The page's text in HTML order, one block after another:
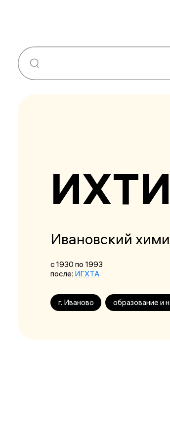
ИХТИ
Ивановский
с 1930по 1993
после: ИГХТА
г. Иваново образование и